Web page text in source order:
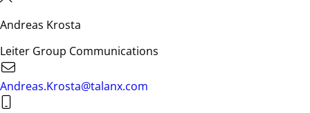
Andreas Krosta
Leiter Group Communications
Andreas.Krosta@talanx.com